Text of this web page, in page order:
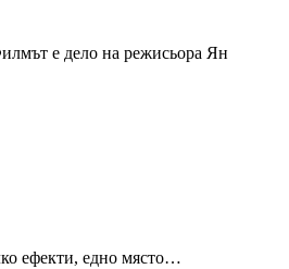
е дело на режисьора Ян
ефекти, едно място…